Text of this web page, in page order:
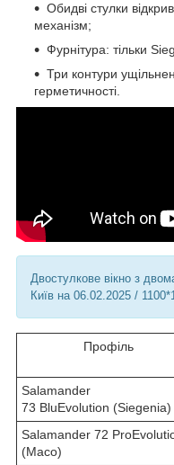
Обидві стулки
механізм;
Фурнітура: тільки
Три контури
герметичності.
Двостулкове вікно з
Київ на 06.02.2025 /
Профіль
Salamander
73 BluEvolution (Siegenia)
Salamander 72
(Maco)